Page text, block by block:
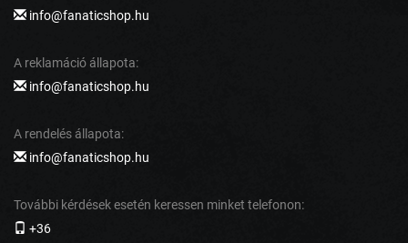
info@fanaticshop.hu
A reklamáció állapota:
info@fanaticshop.hu
A rendelés állapota:
info@fanaticshop.hu
További kérdések esetén keressen minket telefonon:
+36